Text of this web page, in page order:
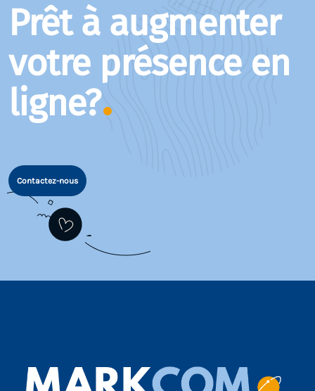
Prêt à augmenter
votre présence en
ligne?
Contactez-nous